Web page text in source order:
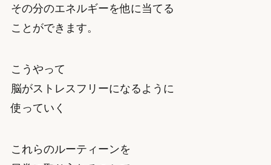
その分のエネルギーを他に当てる
ことができます。
こうやって
脳がストレスフリーになるように
使っていく
これらのルーティーンを